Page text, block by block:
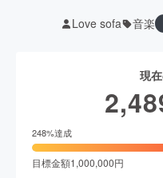
Love sofa 音楽
現
248%達成
目標金額1,000,000円